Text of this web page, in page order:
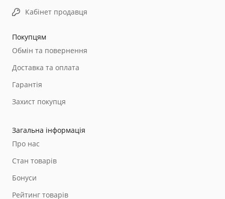
Покупцям
Обмін та повернення
Доставка та оплата
Гарантія
Захист покупця
Загальна інформація
Про нас
Стан товарів
Бонуси
Рейтинг товарів
Кабінет продавця